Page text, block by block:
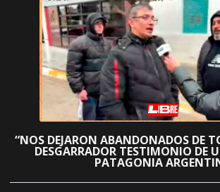
“NOS DEJARON ABANDONADOS DE
DESGARRADOR TESTIMONIO DE
PATAGONIA